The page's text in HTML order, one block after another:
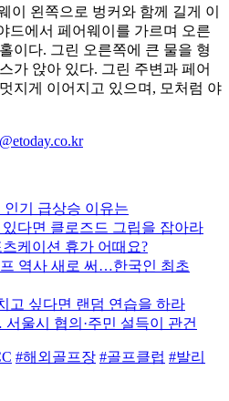
이 왼쪽으로 벙커와 함께 길게 이
드에서 페어웨이를 가르며 오른
이다. 그린 오른쪽에 큰 물을 형
가 앉아 있다. 그린 주변과 페어
지게 이어지고 있으며, 모처럼 야
기 급상승 이유는
다면 클로즈드 그립을 잡아라
케이션 휴가 어때요?
역사 새로 써…한국인 최초
고 싶다면 랜덤 연습을 하라
울시 협의·주민 설득이 관건
#해외골프장 #골프클럽 #발리